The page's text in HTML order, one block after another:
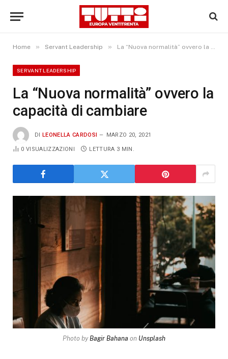
Home » Servant Leadership » La “Nuova normalità” ovvero la capacità di cambiare
SERVANT LEADERSHIP
La “Nuova normalità” ovvero la
capacità di cambiare
DI LEONELLA CARDOSI MARZO 20, 2021
0VISUALIZZAZIONI LETTURA 3 MIN.
Photo byBagir Bahana on Unsplash